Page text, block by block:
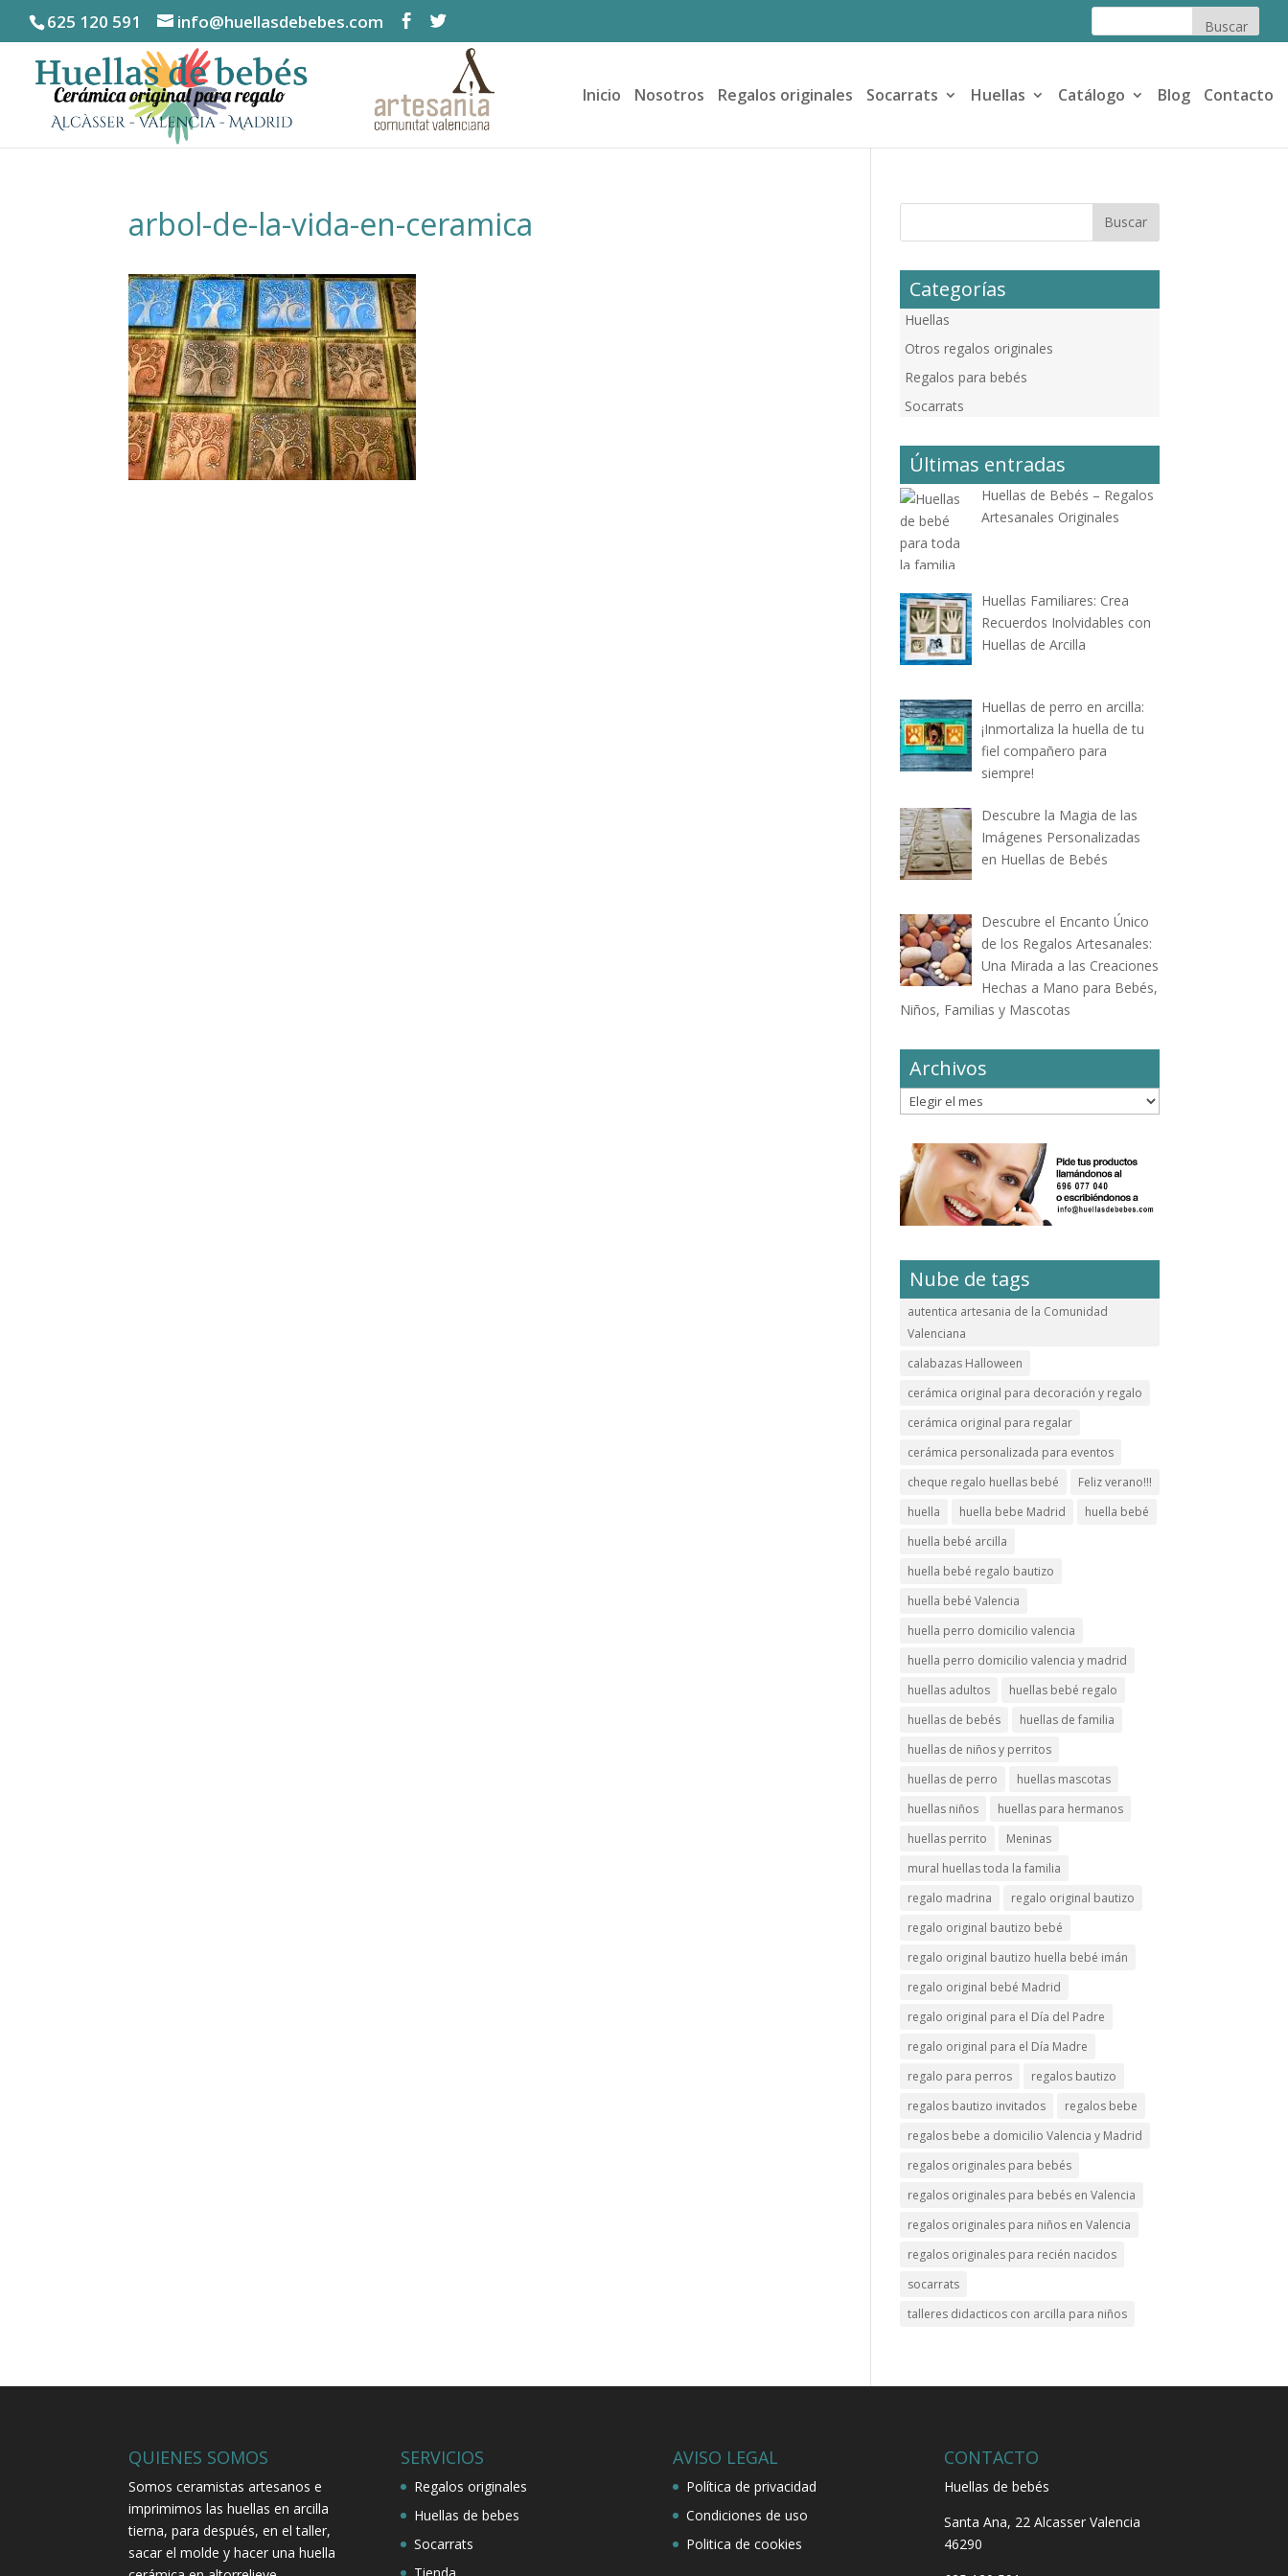
625 120 591 info@huellasdebebes.com
Inicio Nosotros Regalos originales Socarrats Huellas Catálogo Blog Contacto
arbol-de-la-vida-en-ceramica
Categorías
Huellas
Otros regalos originales
Regalos para bebés
Socarrats
Últimas entradas
Huellas de Bebés – Regalos
Artesanales Originales
Huellas Familiares: Crea
Recuerdos Inolvidables con
Huellas de Arcilla
Huellas de perro en arcilla:
¡Inmortaliza la huella de tu
fiel compañero para
siempre!
Descubre la Magia de las
Imágenes Personalizadas
en Huellas de Bebés
Descubre el Encanto Único
de los Regalos Artesanales:
Una Mirada a las Creaciones
Hechas a Mano para Bebés,
Niños, Familias y Mascotas
Archivos
Archivos
Nube de tags
autentica artesania de la Comunidad
Valenciana
calabazas Halloween
cerámica original para decoración y regalo
cerámica original para regalar
cerámica personalizada para eventos
cheque regalo huellas bebé
Feliz verano!!!
huella
huella bebe Madrid
huella bebé
huella bebé arcilla
huella bebé regalo bautizo
huella bebé Valencia
huella perro domicilio valencia
huella perro domicilio valencia y madrid
huellas adultos
huellas bebé regalo
huellas de bebés
huellas de familia
huellas de niños y perritos
huellas de perro
huellas mascotas
huellas niños
huellas para hermanos
huellas perrito
Meninas
mural huellas toda la familia
regalo madrina
regalo original bautizo
regalo original bautizo bebé
regalo original bautizo huella bebé imán
regalo original bebé Madrid
regalo original para el Día del Padre
regalo original para el Día Madre
regalo para perros
regalos bautizo
regalos bautizo invitados
regalos bebe
regalos bebe a domicilio Valencia y Madrid
regalos originales para bebés
regalos originales para bebés en Valencia
regalos originales para niños en Valencia
regalos originales para recién nacidos
socarrats
talleres didacticos con arcilla para niños
QUIENES SOMOS
Somos ceramistas artesanos e
imprimimos las huellas en arcilla
tierna, para después, en el taller,
sacar el molde y hacer una huella
SERVICIOS
Regalos originales
Huellas de bebes
Socarrats
AVISO LEGAL
Política de privacidad
Condiciones de uso
Politica de cookies
CONTACTO
Huellas de bebés
Santa Ana, 22Alcasser Valencia
46290